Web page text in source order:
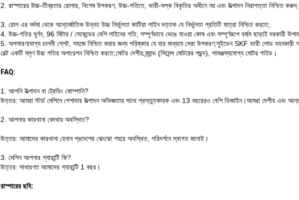
2. রাস্পারের উচ্চ-তীব্রতার রোলার, বিশেষ উপকরণ, উচ্চ-গতিতে, ভারী-শুল্ক বিকৃতির অধীনে নয় এবং উত্পাদন নিরাপত্তা নিশ্চিত করুন;
3. রোল এর নর্দমা থেকে আন্তর্জাতিক উন্নত উচ্চ নির্ভুলতা কাটিয়া লাইন দত্তক যে নির্ভুলতা প্রতিটি মাত্রা নিশ্চিত করতে;
4. উচ্চ-গতির ঘূর্ণন, 96 মিটার / সেকেন্ডের বেশি লাইনের গতি, সম্পূর্ণভাবে ভেঙে যাওয়া কোষ এবং সম্পূর্ণরূপে বর্জ্য ছাড়াই দরকারী
5. অপসারণযোগ্য চালনী প্লেট, সহজে নিশ্চিত করার জন্য পরিষ্কার যে হার মাধ্যমে সেরা উপকরণ;সুইডেন SKF ভারী লোড বহনকারী
বেল্ট একটি মসৃণ উচ্চ গতির অপারেশন নিশ্চিত করতে;মোটর দেশীয় ব্র্যান্ড (সিমেন্স মোটরের পছন্দ), সামঞ্জস্যযোগ্য মোটর গাইড।
FAQ:
1. আপনি উত্পাদন বা ট্রেডিং কোম্পানি?
উত্তর: আমরা স্টার্চ মেশিনে পেশাদার উত্পাদন অভিজ্ঞতার সাথে প্রস্তুতকারক এবং 13 বছরেরও বেশি ডিজাইন।আমরা দেশীয় এবং
2. আপনার কারখানা কোথায় অবস্থিত?
উত্তর: আমাদের কারখানা হেনান প্রদেশের ঝেংঝো শহরে অবস্থিত, পরিদর্শনে স্বাগত জানাই।
3. মেশিন আপনার গ্যারান্টি কি?
উত্তর: সাধারণত আমাদের গ্যারান্টি 1 বছর।
রাস্পারের ছবি: